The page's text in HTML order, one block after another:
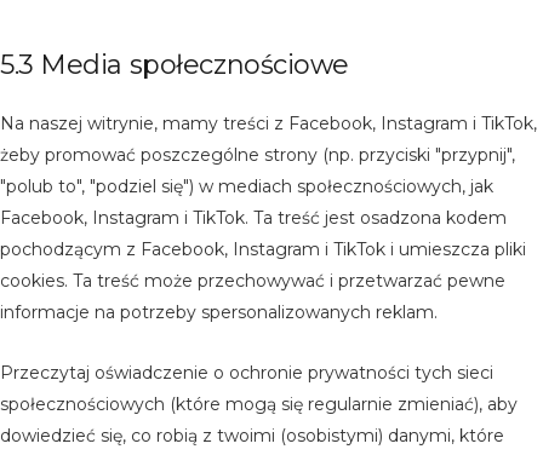
5.3 Media społecznościowe
Na naszej witrynie, mamy treści z Facebook, Instagram i TikTok,
żeby promować poszczególne strony (np. przyciski "przypnij",
"polub to", "podziel się") w mediach społecznościowych, jak
Facebook, Instagram i TikTok. Ta treść jest osadzona kodem
pochodzącym z Facebook, Instagram i TikTok i umieszcza pliki
cookies. Ta treść może przechowywać i przetwarzać pewne
informacje na potrzeby spersonalizowanych reklam.
Przeczytaj oświadczenie o ochronie prywatności tych sieci
społecznościowych (które mogą się regularnie zmieniać), aby
dowiedzieć się, co robią z twoimi (osobistymi) danymi, które